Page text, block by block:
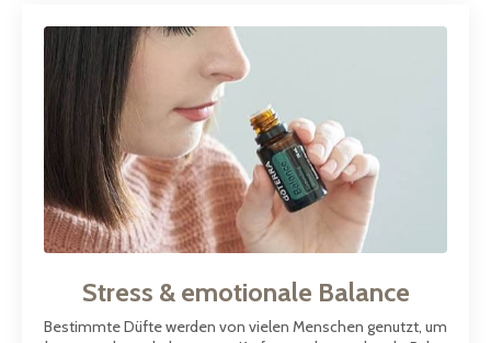
Stress & emotionale Balance
Bestimmte Düfte werden von vielen Menschen genutzt, um